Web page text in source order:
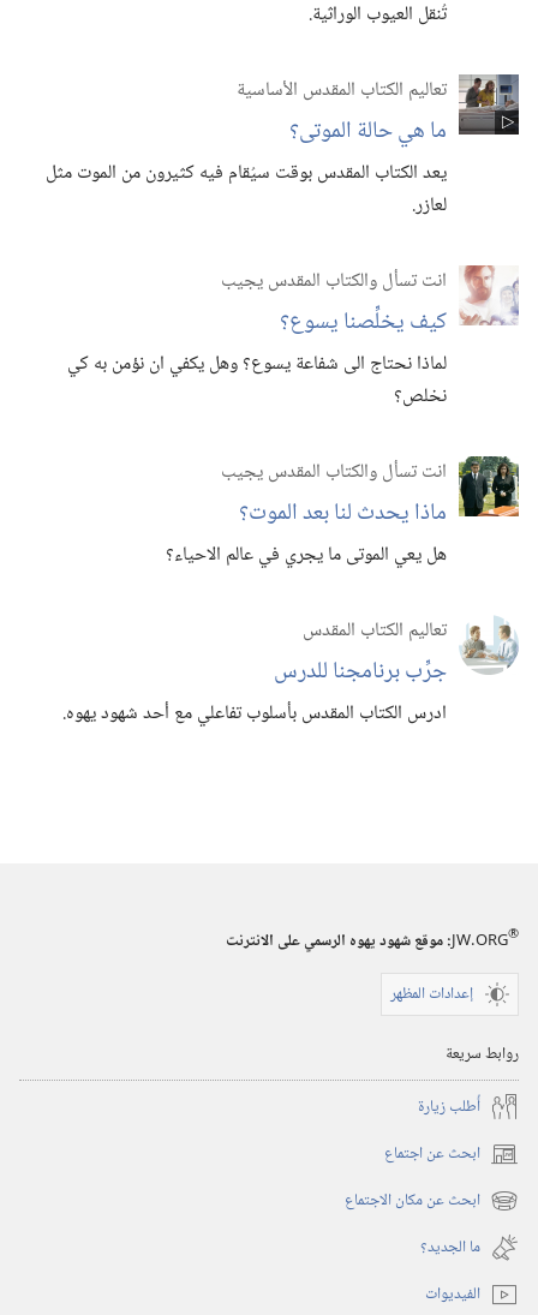
تُنقل العيوب الوراثية.‏
تعاليم الكتاب المقدس الأساسية
ما هي حالة الموتى؟‏
يعد الكتاب المقدس بوقت سيُقام فيه كثيرون من الموت مثل
لعازر.‏
انت تسأل والكتاب المقدس يجيب
كيف يخلِّصنا يسوع؟‏
لماذا نحتاج الى شفاعة يسوع؟‏ وهل يكفي ان نؤمن به كي
نخلص؟‏
انت تسأل والكتاب المقدس يجيب
ماذا يحدث لنا بعد الموت؟‏
هل يعي الموتى ما يجري في عالم الاحياء؟‏
تعاليم الكتاب المقدس
جرِّب برنامجنا للدرس
ادرس الكتاب المقدس بأسلوب تفاعلي مع أحد شهود يهوه.‏
JW.ORG®
:‏ موقع شهود يهوه الرسمي على الانترنت
إعدادات المظهر
روابط سريعة
أُطلب زيارة
ابحث عن اجتماع (يفتح
نافذة
جديدة)
ابحث عن مكان الاجتماع (يفتح
نافذة
جديدة)
ما الجديد؟‏
الفيديوات